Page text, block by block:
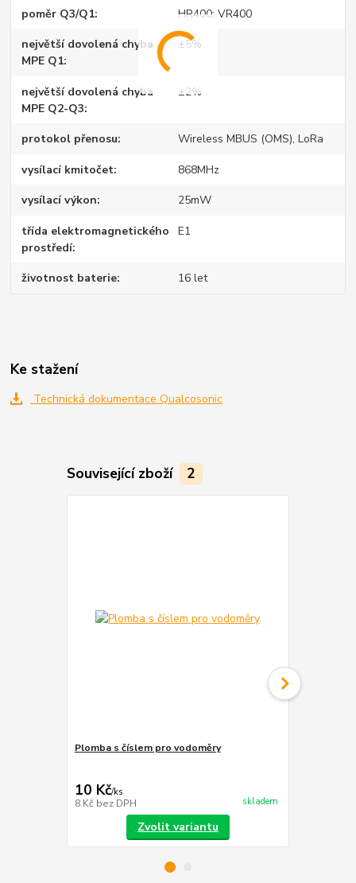
poměr Q3/Q1 HR400; VR400
největší dovolená chyba
MPE Q1
±5%
největší dovolená chyba
MPE Q2-Q3
±2%
protokol přenosu Wireless MBUS (OMS), LoRa
vysílací kmitočet 868MHz
vysílací výkon 25mW
třída elektromagnetického
prostředí
E1
životnost baterie 16 let
Ke stažení
Technická dokumentace Qualcosonic
Související zboží 2
Plomba s číslem pro vodoměry
10 Kč/ks
8 Kč bez DPH skladem
Zvolit variantu